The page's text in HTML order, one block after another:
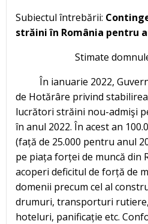
Subiectul întrebării:
străini în România pentru
Stimate
În ianuarie 2022,
de Hotărâre privind
lucrători străini nou-admişi
în anul 2022. În acest an
(față de 25.000 pentru anul
pe piața forței de muncă din
acoperi deficitul de forță de
domenii precum cel al
drumuri, transporturi
hoteluri, panificație etc.